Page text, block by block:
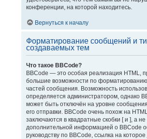
конференции, на которой находитесь.
Вернуться к началу
Форматирование сообщений и
создаваемых тем
Что такое BBCode?
BBCode — это особая реализация HTML,
большие возможности по
частей сообщения. Возможность
определяется администратором, однако
может быть отключён на уровне
его отправки. BBCode очень похож на
заключаются в квадратные скобки [ и ], а не
дополнительной информацией о BBCode
руководству по BBCode, ссылка на которое